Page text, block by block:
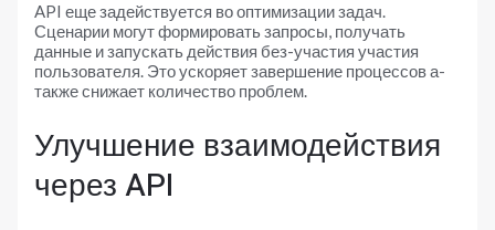
API еще задействуется во оптимизации задач.
Сценарии могут формировать запросы, получать
данные и запускать действия без-участия участия
пользователя. Это ускоряет завершение процессов а-
также снижает количество проблем.
Улучшение взаимодействия
через API